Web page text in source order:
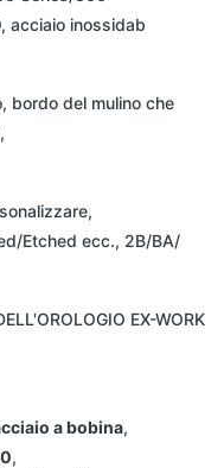
acciaio inossidab
bordo del mulino che
Etched ecc., 2B/BA/
EX-WORK
a bobina,
,